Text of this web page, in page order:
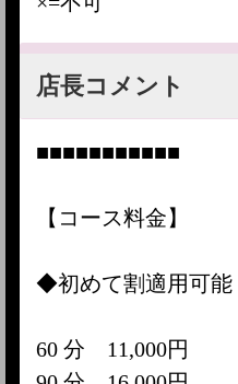
店長コメント
■■■■■■■■■■■
【コース料金】
◆初めて割適用可能
60 分 11,000円